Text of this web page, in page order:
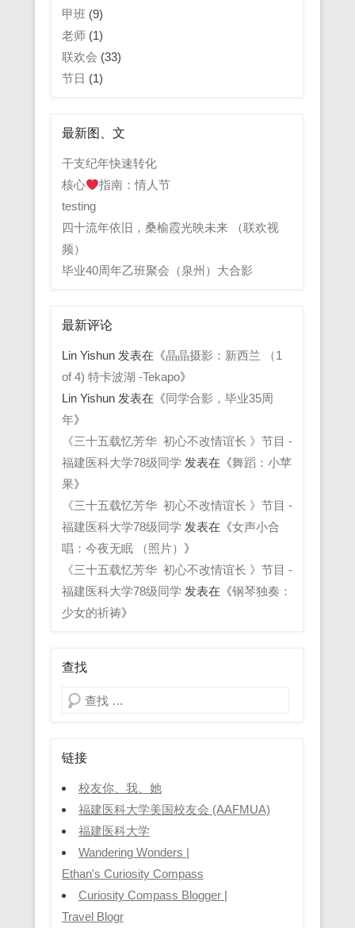
甲班 (9)
老师(1)
联欢会 (33)
节日 (1)
最新图、文
干支纪年快速转化
核心
指南：情人节
testing
四十流年依旧，桑榆霞光映未来 （联欢视
频）
毕业40周年乙班聚会（泉州）大合影
最新评论
Lin Yishun发表在《晶晶摄影：新西兰 （1
of 4) 特卡波湖 -Tekapo》
Lin Yishun发表在《同学合影，毕业35周
年》
《三十五载忆芳华 初心不改情谊长 》节目 -
福建医科大学78级同学 发表在《舞蹈：小苹
果》
《三十五载忆芳华 初心不改情谊长 》节目 -
福建医科大学78级同学 发表在《女声小合
唱：今夜无眠 （照片） 》
《三十五载忆芳华 初心不改情谊长 》节目 -
福建医科大学78级同学 发表在《钢琴独奏：
少女的祈祷》
查找
Search
链接
校友你、我、她
福建医科大学美国校友会 (AAFMUA)
福建医科大学
Wandering Wonders |
Ethan's Curiosity Compass
Curiosity Compass Blogger |
Travel Blogr